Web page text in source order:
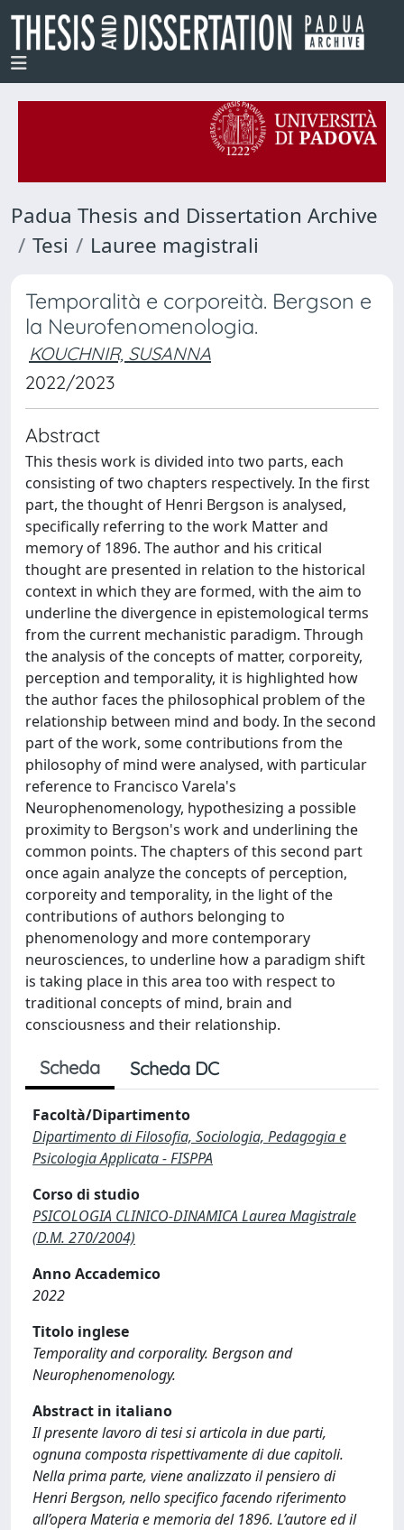
Padua Thesis and Dissertation Archive
Tesi
Lauree magistrali
Temporalità e corporeità. Bergson e
la Neurofenomenologia.
KOUCHNIR, SUSANNA
2022/2023
Abstract
This thesis work is divided into two parts, each
consisting of two chapters respectively. In the first
part, the thought of Henri Bergson is analysed,
specifically referring to the work Matter and
memory of 1896. The author and his critical
thought are presented in relation to the historical
context in which they are formed, with the aim to
underline the divergence in epistemological terms
from the current mechanistic paradigm. Through
the analysis of the concepts of matter, corporeity,
perception and temporality, it is highlighted how
the author faces the philosophical problem of the
relationship between mind and body. In the second
part of the work, some contributions from the
philosophy of mind were analysed, with particular
reference to Francisco Varela's
Neurophenomenology, hypothesizing a possible
proximity to Bergson's work and underlining the
common points. The chapters of this second part
once again analyze the concepts of perception,
corporeity and temporality, in the light of the
contributions of authors belonging to
phenomenology and more contemporary
neurosciences, to underline how a paradigm shift
is taking place in this area too with respect to
traditional concepts of mind, brain and
consciousness and their relationship.
Scheda Scheda DC
Facoltà/Dipartimento
Dipartimento di Filosofia, Sociologia, Pedagogia e
Psicologia Applicata - FISPPA
Corso di studio
PSICOLOGIA CLINICO-DINAMICA Laurea Magistrale
(D.M. 270/2004)
Anno Accademico
2022
Titolo inglese
Temporality and corporality. Bergson and
Neurophenomenology.
Abstract in italiano
Il presente lavoro di tesi si articola in due parti,
ognuna composta rispettivamente di due capitoli.
Nella prima parte, viene analizzato il pensiero di
Henri Bergson, nello specifico facendo riferimento
all’opera Materia e memoria del 1896. L’autore ed il